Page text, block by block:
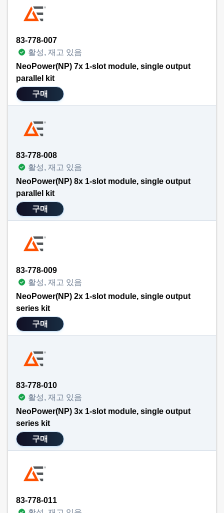
83-778-007
활성, 재고 있음
NeoPower(NP) 7x 1-slot module, single output
parallel kit
구매
83-778-008
활성, 재고 있음
NeoPower(NP) 8x 1-slot module, single output
parallel kit
구매
83-778-009
활성, 재고 있음
NeoPower(NP) 2x 1-slot module, single output
series kit
구매
83-778-010
활성, 재고 있음
NeoPower(NP) 3x 1-slot module, single output
series kit
구매
83-778-011